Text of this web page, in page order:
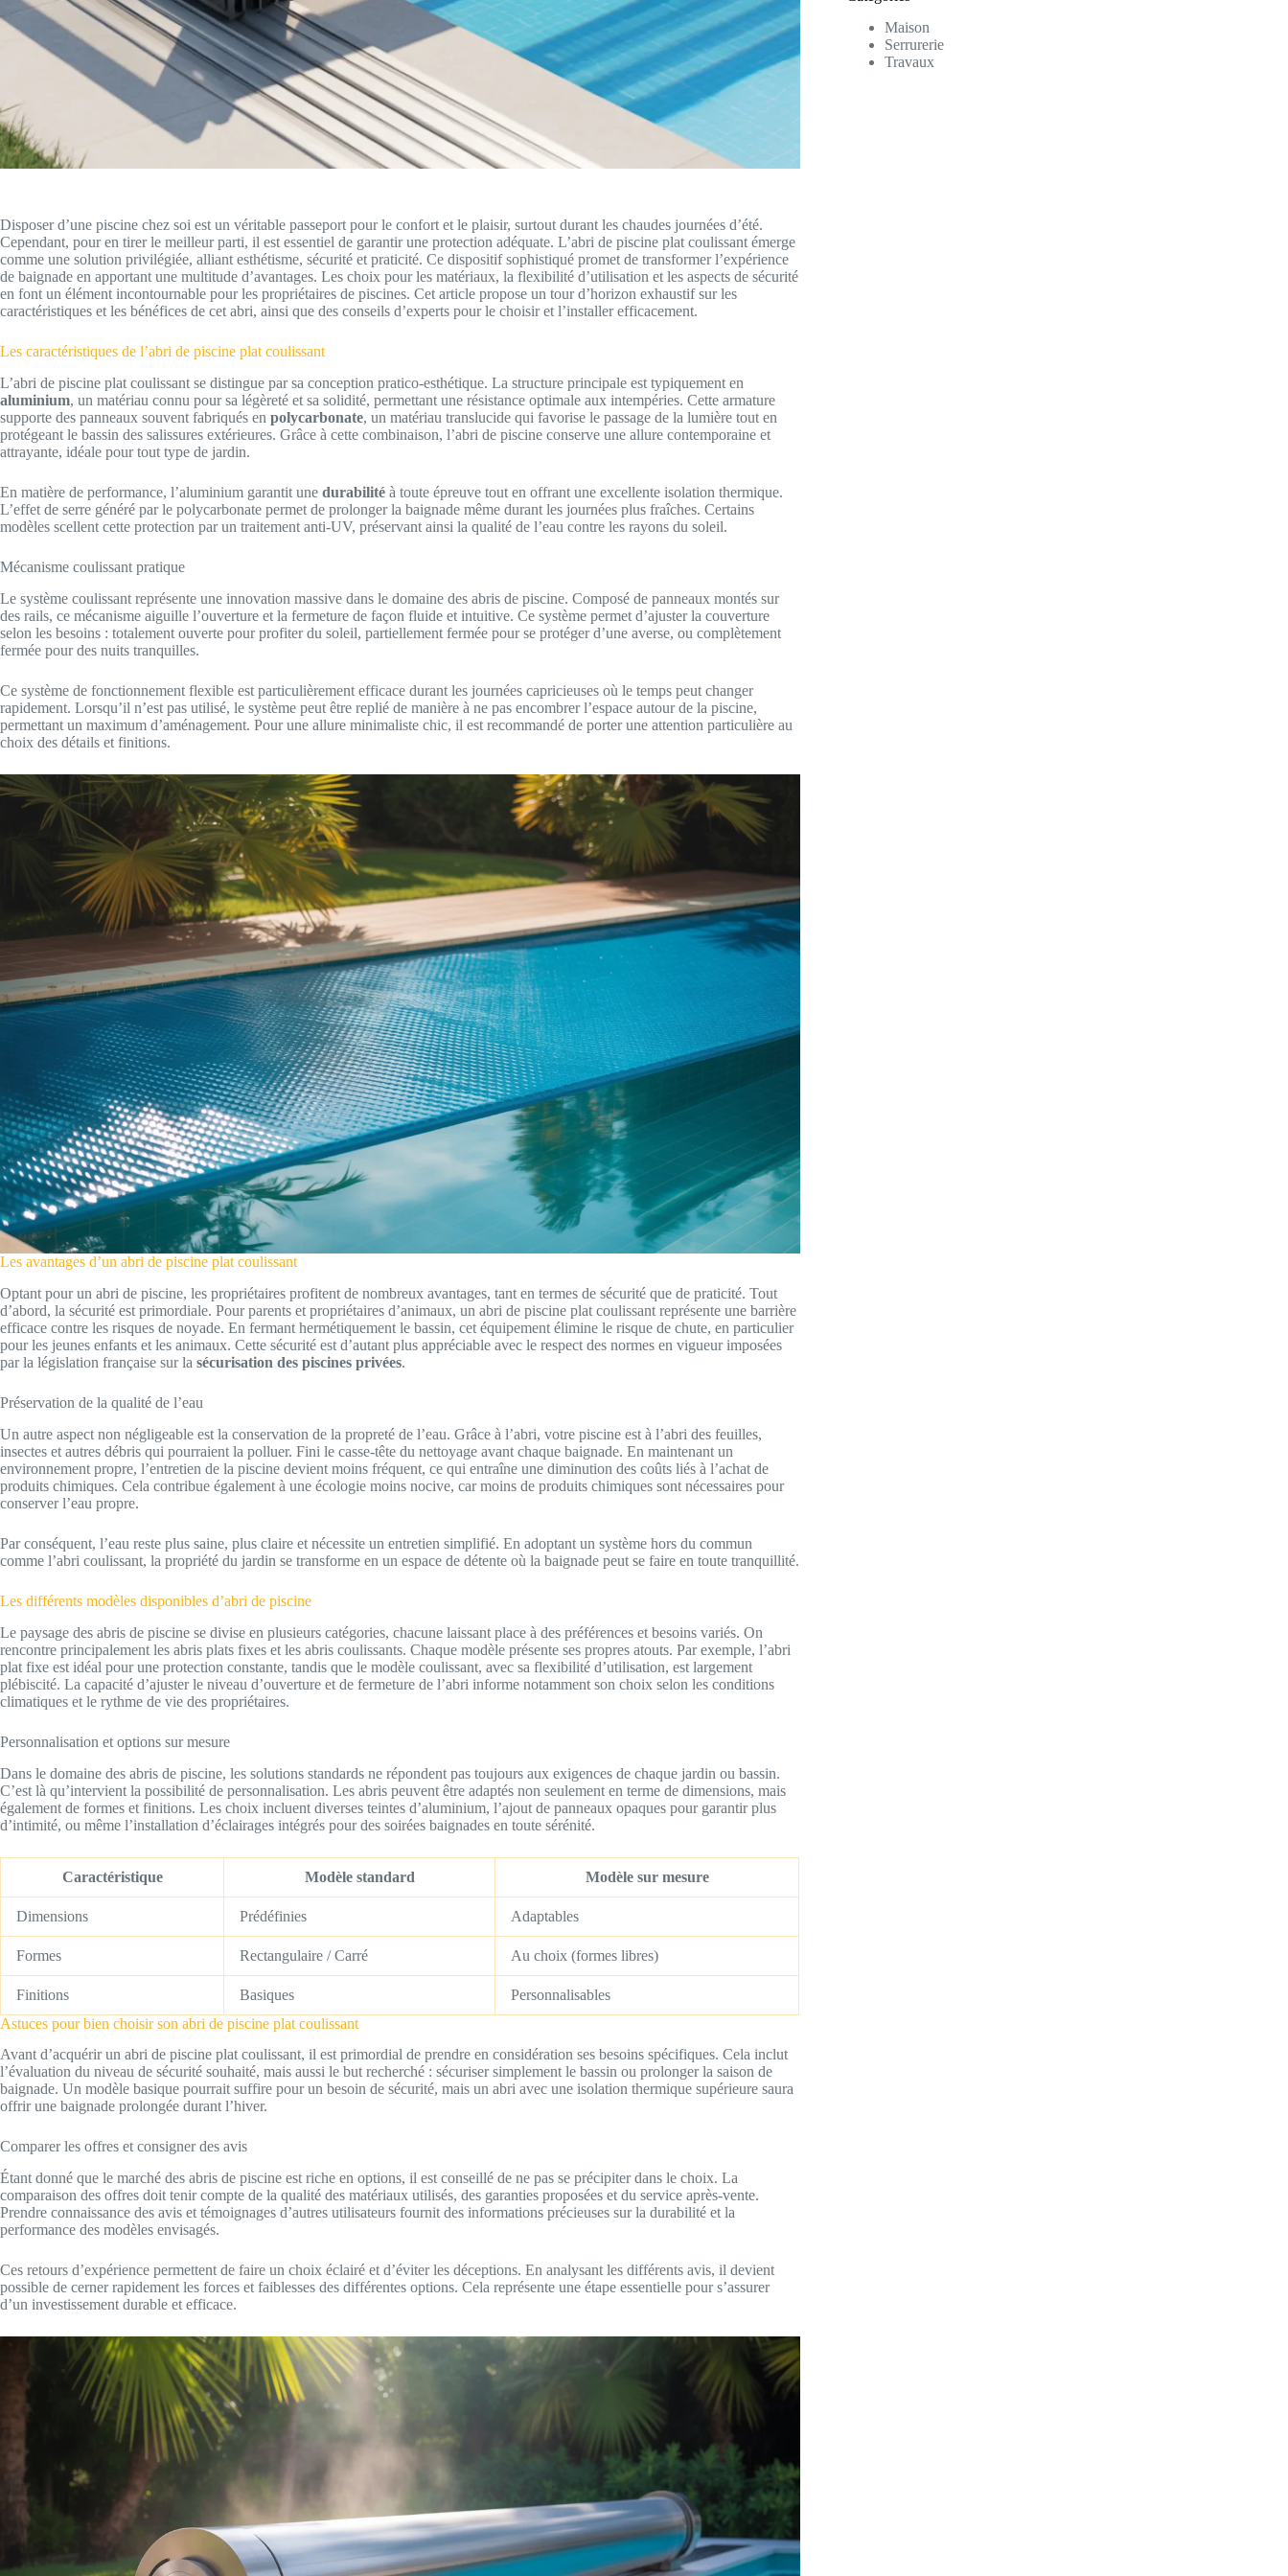
Disposer d’une piscine chez soi est un véritable passeport pour le confort et le plaisir, surtout durant les chaudes journées d’été.
Cependant, pour en tirer le meilleur parti, il est essentiel de garantir une protection adéquate. L’abri de piscine plat coulissant émerge
comme une solution privilégiée, alliant esthétisme, sécurité et praticité. Ce dispositif sophistiqué promet de transformer l’expérience
de baignade en apportant une multitude d’avantages. Les choix pour les matériaux, la flexibilité d’utilisation et les aspects de sécurité
en font un élément incontournable pour les propriétaires de piscines. Cet article propose un tour d’horizon exhaustif sur les
caractéristiques et les bénéfices de cet abri, ainsi que des conseils d’experts pour le choisir et l’installer efficacement.
Les caractéristiques de l’abri de piscine plat coulissant
L’abri de piscine plat coulissant se distingue par sa conception pratico-esthétique. La structure principale est typiquement en
aluminium, un matériau connu pour sa légèreté et sa solidité, permettant une résistance optimale aux intempéries. Cette armature
supporte des panneaux souvent fabriqués en polycarbonate, un matériau translucide qui favorise le passage de la lumière tout en
protégeant le bassin des salissures extérieures. Grâce à cette combinaison, l’abri de piscine conserve une allure contemporaine et
attrayante, idéale pour tout type de jardin.
En matière de performance, l’aluminium garantit une durabilité à toute épreuve tout en offrant une excellente isolation thermique.
L’effet de serre généré par le polycarbonate permet de prolonger la baignade même durant les journées plus fraîches. Certains
modèles scellent cette protection par un traitement anti-UV, préservant ainsi la qualité de l’eau contre les rayons du soleil.
Mécanisme coulissant pratique
Le système coulissant représente une innovation massive dans le domaine des abris de piscine. Composé de panneaux montés sur
des rails, ce mécanisme aiguille l’ouverture et la fermeture de façon fluide et intuitive. Ce système permet d’ajuster la couverture
selon les besoins : totalement ouverte pour profiter du soleil, partiellement fermée pour se protéger d’une averse, ou complètement
fermée pour des nuits tranquilles.
Ce système de fonctionnement flexible est particulièrement efficace durant les journées capricieuses où le temps peut changer
rapidement. Lorsqu’il n’est pas utilisé, le système peut être replié de manière à ne pas encombrer l’espace autour de la piscine,
permettant un maximum d’aménagement. Pour une allure minimaliste chic, il est recommandé de porter une attention particulière au
choix des détails et finitions.
Les avantages d’un abri de piscine plat coulissant
Optant pour un abri de piscine, les propriétaires profitent de nombreux avantages, tant en termes de sécurité que de praticité. Tout
d’abord, la sécurité est primordiale. Pour parents et propriétaires d’animaux, un abri de piscine plat coulissant représente une barrière
efficace contre les risques de noyade. En fermant hermétiquement le bassin, cet équipement élimine le risque de chute, en particulier
pour les jeunes enfants et les animaux. Cette sécurité est d’autant plus appréciable avec le respect des normes en vigueur imposées
par la législation française sur la sécurisation des piscines privées.
Préservation de la qualité de l’eau
Un autre aspect non négligeable est la conservation de la propreté de l’eau. Grâce à l’abri, votre piscine est à l’abri des feuilles,
insectes et autres débris qui pourraient la polluer. Fini le casse-tête du nettoyage avant chaque baignade. En maintenant un
environnement propre, l’entretien de la piscine devient moins fréquent, ce qui entraîne une diminution des coûts liés à l’achat de
produits chimiques. Cela contribue également à une écologie moins nocive, car moins de produits chimiques sont nécessaires pour
conserver l’eau propre.
Par conséquent, l’eau reste plus saine, plus claire et nécessite un entretien simplifié. En adoptant un système hors du commun
comme l’abri coulissant, la propriété du jardin se transforme en un espace de détente où la baignade peut se faire en toute tranquillité.
Les différents modèles disponibles d’abri de piscine
Le paysage des abris de piscine se divise en plusieurs catégories, chacune laissant place à des préférences et besoins variés. On
rencontre principalement les abris plats fixes et les abris coulissants. Chaque modèle présente ses propres atouts. Par exemple, l’abri
plat fixe est idéal pour une protection constante, tandis que le modèle coulissant, avec sa flexibilité d’utilisation, est largement
plébiscité. La capacité d’ajuster le niveau d’ouverture et de fermeture de l’abri informe notamment son choix selon les conditions
climatiques et le rythme de vie des propriétaires.
Personnalisation et options sur mesure
Dans le domaine des abris de piscine, les solutions standards ne répondent pas toujours aux exigences de chaque jardin ou bassin.
C’est là qu’intervient la possibilité de personnalisation. Les abris peuvent être adaptés non seulement en terme de dimensions, mais
également de formes et finitions. Les choix incluent diverses teintes d’aluminium, l’ajout de panneaux opaques pour garantir plus
d’intimité, ou même l’installation d’éclairages intégrés pour des soirées baignades en toute sérénité.
Caractéristique Modèle standard Modèle sur mesure
Dimensions Prédéfinies Adaptables
Formes Rectangulaire / Carré Au choix (formes libres)
Finitions Basiques
Personnalisables
Astuces pour bien choisir son abri de piscine plat coulissant
Avant d’acquérir un abri de piscine plat coulissant, il est primordial de prendre en considération ses besoins spécifiques. Cela inclut
l’évaluation du niveau de sécurité souhaité, mais aussi le but recherché : sécuriser simplement le bassin ou prolonger la saison de
baignade. Un modèle basique pourrait suffire pour un besoin de sécurité, mais un abri avec une isolation thermique supérieure saura
offrir une baignade prolongée durant l’hiver.
Comparer les offres et consigner des avis
Étant donné que le marché des abris de piscine est riche en options, il est conseillé de ne pas se précipiter dans le choix. La
comparaison des offres doit tenir compte de la qualité des matériaux utilisés, des garanties proposées et du service après-vente.
Prendre connaissance des avis et témoignages d’autres utilisateurs fournit des informations précieuses sur la durabilité et la
performance des modèles envisagés.
Ces retours d’expérience permettent de faire un choix éclairé et d’éviter les déceptions. En analysant les différents avis, il devient
possible de cerner rapidement les forces et faiblesses des différentes options. Cela représente une étape essentielle pour s’assurer
d’un investissement durable et efficace.
Maison
Serrurerie
Travaux